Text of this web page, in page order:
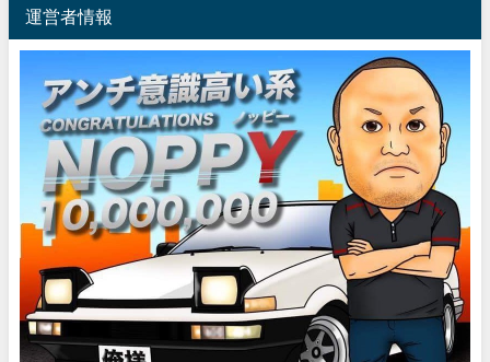
運営者情報